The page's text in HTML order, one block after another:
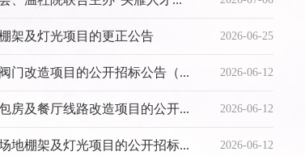
2026-06-25
架及灯光项目的更正公告
2026-06-12
门改造项目的公开招标公告（...
2026-06-12
房及餐厅线路改造项目的公开...
2026-06-12
地棚架及灯光项目的公开招标...